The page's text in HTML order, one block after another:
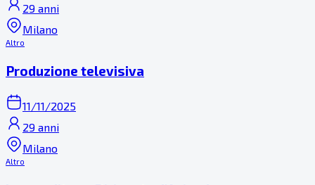
29 anni
Milano
Altro
Produzione televisiva
11/11/2025
29 anni
Milano
Altro